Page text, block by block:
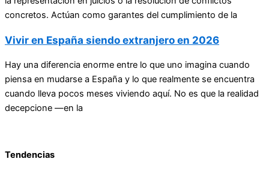
concretos. Actúan como garantes del cumplimiento de la
Vivir en España siendo extranjero en 2026
Hay una diferencia enorme entre lo que uno imagina cuando
piensa en mudarse a España y lo que realmente se encuentra
cuando lleva pocos meses viviendo aquí. No es que la realidad
decepcione —en la
Tendencias